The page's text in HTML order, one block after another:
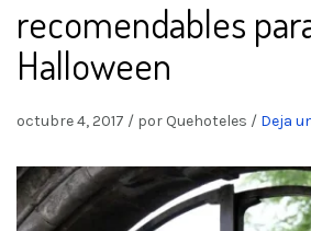
recomendables
Halloween
octubre 4, 2017 / por Quehoteles / Deja